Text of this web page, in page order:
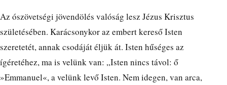
Az ószövetségi jövendölés valóság lesz Jézus Krisztus
születésében. Karácsonykor az embert kereső Isten
szeretetét, annak csodáját éljük át. Isten hűséges az
ígéretéhez, ma is velünk van: „Isten nincs távol: ő
»Emmanuel«, a velünk levő Isten. Nem idegen, van arca,